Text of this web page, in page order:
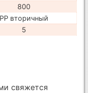
800
PP вторичный
5
свяжется